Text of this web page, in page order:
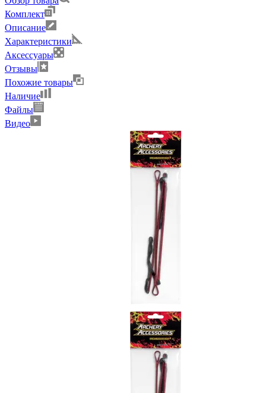
Комплект
Описание
Характеристики
Аксессуары
Отзывы
Похожие товары
Наличие
Файлы
Видео